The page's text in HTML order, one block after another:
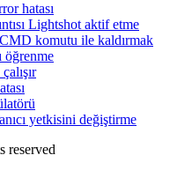
hatası
Lightshot aktif etme
komutu ile kaldırmak
öğrenme
yetkisini değiştirme
reserved